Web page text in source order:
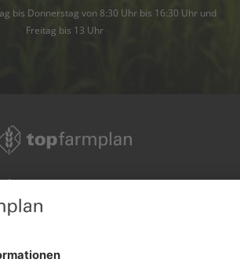
bis Donnerstag von 8:30 Uhr bis 16:30 Uhr und
Freitag bis 13 Uhr
02501 801 44 84
service@topfarmplan.de
auf dem Laufenden!